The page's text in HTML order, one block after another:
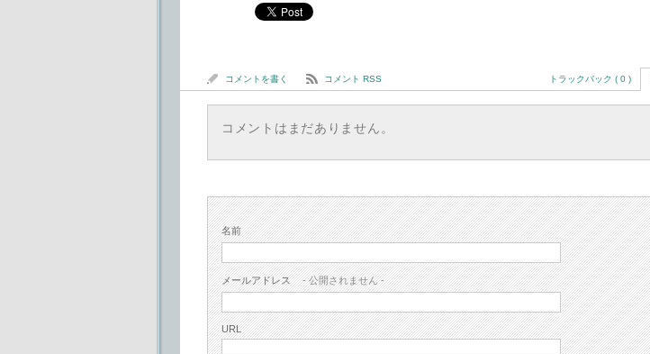
コメントを書く コメント RSS トラックバック ( 0 )
コメントはまだありません。
名前
メールアドレス - 公開されません -
URL